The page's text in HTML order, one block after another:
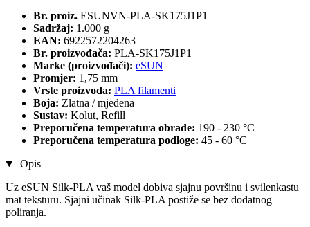
Br. proiz. ESUNVN-PLA-SK175J1P1
Sadržaj: 1.000 g
EAN: 6922572204263
Br. proizvođača: PLA-SK175J1P1
Marke (proizvođači): eSUN
Promjer: 1,75 mm
Vrste proizvoda: PLA filamenti
Boja: Zlatna / mjedena
Sustav: Kolut, Refill
Preporučena temperatura obrade: 190 - 230 °C
Preporučena temperatura podloge: 45 - 60 °C
Opis
Uz eSUN Silk-PLA vaš model dobiva sjajnu površinu i svilenkastu
mat teksturu. Sjajni učinak Silk-PLA postiže se bez dodatnog
poliranja.